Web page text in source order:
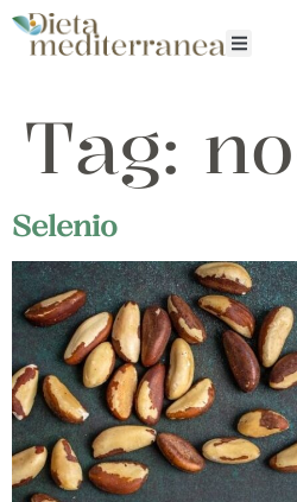
Tag:
Selenio